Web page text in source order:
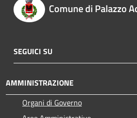
Comune di Palazzo
SEGUICI SU
AMMINISTRAZIONE
Organi di Governo